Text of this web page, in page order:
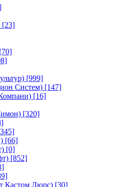
[23]
[70]
[999]
Систем) [147]
[16]
[320]
[66]
[0]
[852]
Кастом Люрс) [30]